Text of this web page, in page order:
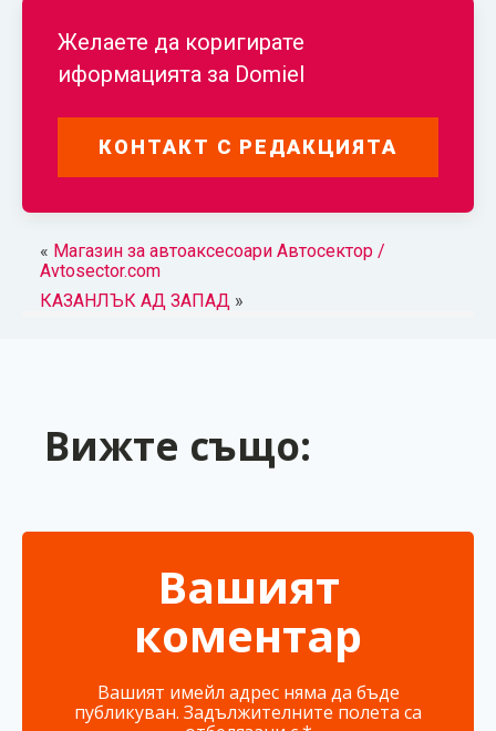
Желаете да коригирате
иформацията за Domiel
КОНТАКТ С РЕДАКЦИЯТА
« Магазин за автоаксесоари Автосектор /
Avtosector.com
КАЗАНЛЪК АД ЗАПАД»
Вижте също:
Вашият
коментар
Вашият имейл адрес няма да бъде
публикуван. Задължителните полета са